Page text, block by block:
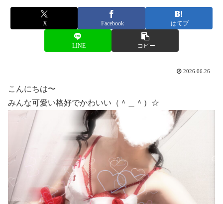
X Facebook はてブ
LINE コピー
2026.06.26
こんにちは〜
みんな可愛い格好でかわいい（＾＿＾）☆